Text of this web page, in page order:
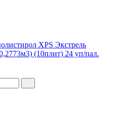
XPS Экстрель
(10плит) 24 уп/пал.